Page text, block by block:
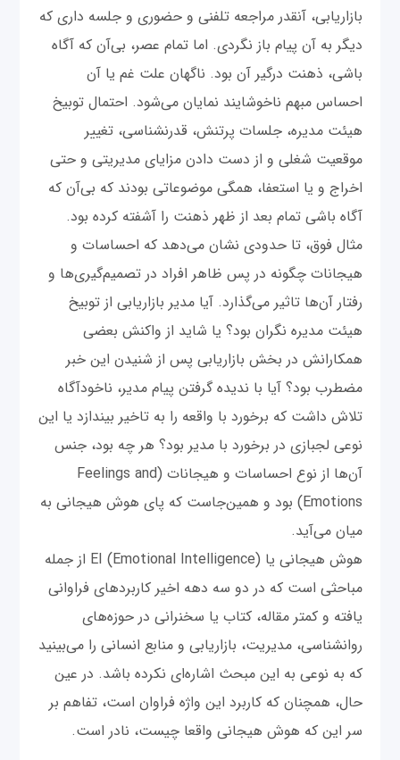
بازاریابی، آنقدر مراجعه تلفنی و حضوری و جلسه داری که
دیگر به آن پیام باز نگردی. اما تمام عصر، بی‌آن که آگاه
باشی، ذهنت درگیر آن بود. ناگهان علت غم یا آن
احساس مبهم ناخوشایند نمایان می‌شود. احتمال توبیخ
هیئت مدیره، جلسات پرتنش، قدرنشناسی، تغییر
موقعیت شغلی و از دست دادن مزایای مدیریتی و حتی
اخراج و یا استعفا، همگی موضوعاتی بودند که بی‌آن که
آگاه باشی تمام بعد از ظهر ذهنت را آشفته کرده بود.
مثال فوق، تا حدودی نشان می‌دهد که احساسات و
هیجانات چگونه در پس ظاهر افراد در تصمیم‌گیری‌ها و
رفتار آن‌ها تاثیر می‌گذارد. آیا مدیر بازاریابی از توبیخ
هیئت مدیره نگران بود؟ یا شاید از واکنش بعضی
همکارانش در بخش بازاریابی پس از شنیدن این خبر
مضطرب بود؟ آیا با ندیده گرفتن پیام مدیر، ناخودآگاه
تلاش داشت که برخورد با واقعه را به تاخیر بیندازد یا این
نوعی لجبازی در برخورد با مدیر بود؟ هر چه بود، جنس
آن‌ها از نوع احساسات و هیجانات (Feelings and
Emotions) بود و همین‌جاست که پای هوش هیجانی به
میان می‌آید.
هوش هیجانی یا EI (Emotional Intelligence) از جمله
مباحثی است که در دو سه دهه اخیر کاربردهای فراوانی
یافته و کمتر مقاله، کتاب یا سخنرانی در حوزه‌های
روانشناسی، مدیریت، بازاریابی و منابع انسانی را می‌بینید
که به نوعی به این مبحث اشاره‌ای نکرده باشد. در عین
حال، همچنان که کاربرد این واژه فراوان است، تفاهم بر
سر این که هوش هیجانی واقعا چیست، نادر است.